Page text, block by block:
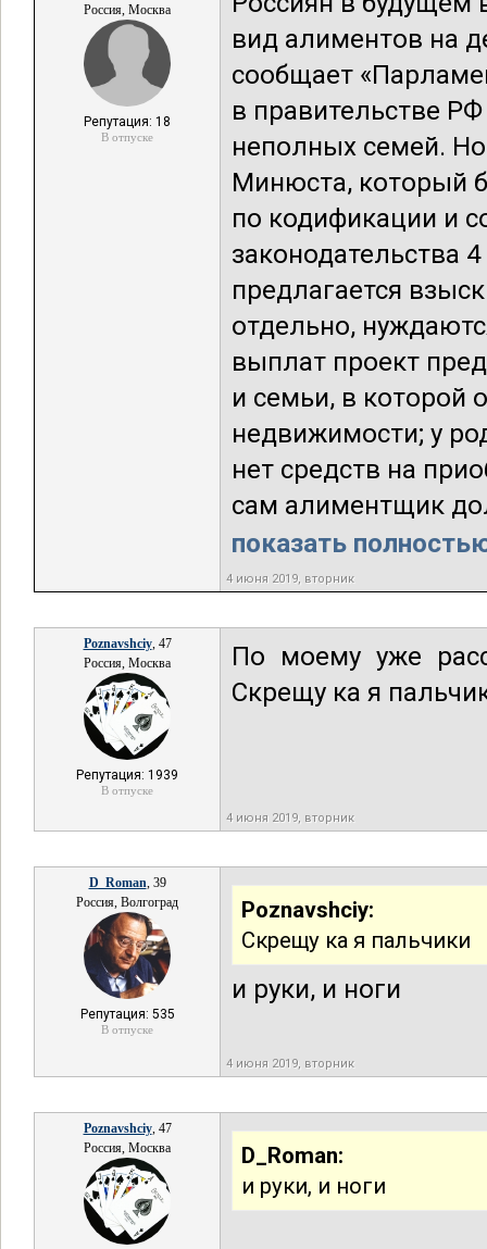
Россия, Москва
Репутация: 18
В отпуске
вид алиментов на
сообщает
в правительстве
неполных семей.
Минюста, который
по кодификации и
законодательства
предлагается
отдельно,
выплат проект
и семьи, в которой
недвижимости; у
нет средств на
сам алиментщик
показать
4 июня 2019, вторник
Poznavshciy, 47
Россия, Москва
Репутация: 1939
В отпуске
По моему уже
Скрещу ка я
4 июня 2019, вторник
D_Roman, 39
Россия, Волгоград
Репутация: 535
В отпуске
Poznavshciy:
Скрещу ка я пальчики
и руки, и ноги
4 июня 2019, вторник
Poznavshciy, 47
Россия, Москва
D_Roman:
и руки, и ноги